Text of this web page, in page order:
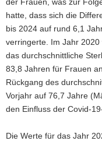
hatte, dass sich die
bis 2024 auf rund 6,1
verringerte. Im Jahr 2020
das durchschnittliche
83,8 Jahren für Frauen
Rückgang des
Vorjahr auf 76,7 Jahre
den Einfluss der Covid-
Die Werte für das Jahr